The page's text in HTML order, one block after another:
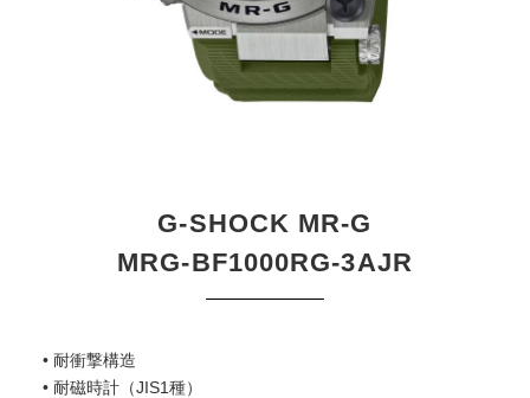
G-SHOCK MR-G
MRG-BF1000RG-3AJR
• 耐衝撃構造
• 耐磁時計（JIS1種）